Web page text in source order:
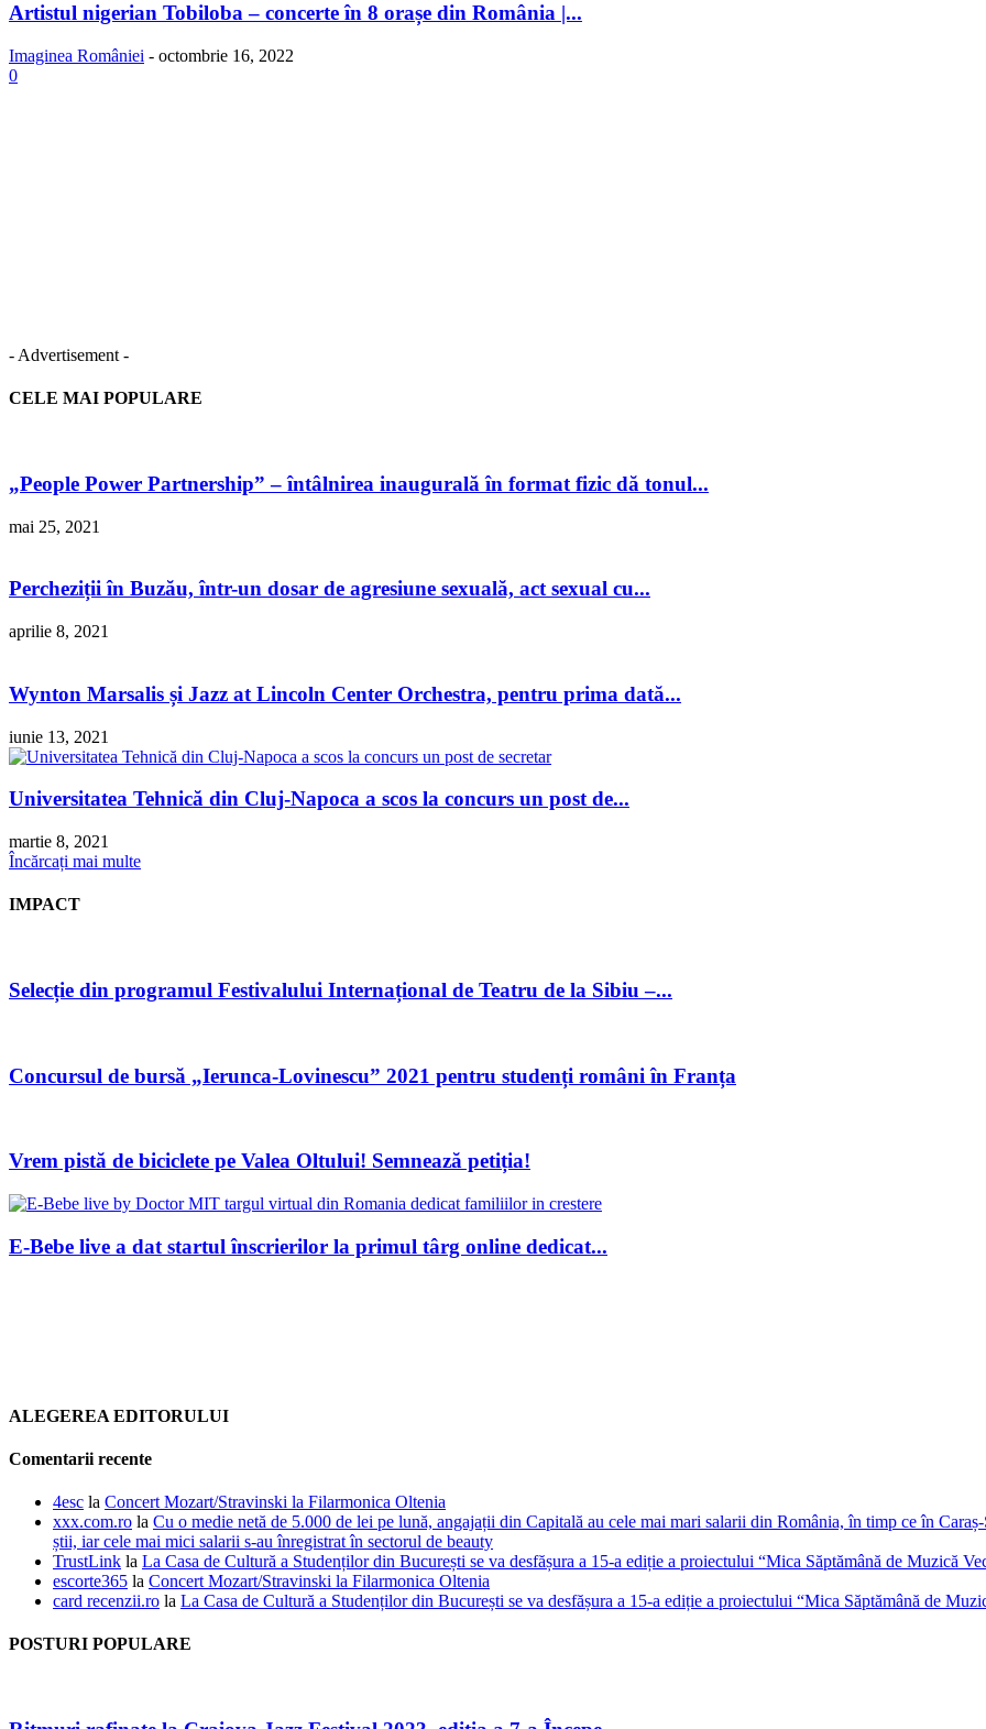
Artistul nigerian Tobiloba – concerte în 8 orașe din România |...
Imaginea României - octombrie 16, 2022
0
- Advertisement -
CELE MAI POPULARE
„People Power Partnership” – întâlnirea inaugurală în format fizic dă tonul...
mai 25, 2021
Percheziții în Buzău, într-un dosar de agresiune sexuală, act sexual cu...
aprilie 8, 2021
Wynton Marsalis și Jazz at Lincoln Center Orchestra, pentru prima dată...
iunie 13, 2021
Universitatea Tehnică din Cluj-Napoca a scos la concurs un post de...
martie 8, 2021
Încărcați mai multe
IMPACT
Selecție din programul Festivalului Internațional de Teatru de la Sibiu –...
Concursul de bursă „Ierunca-Lovinescu” 2021 pentru studenți români în Franța
Vrem pistă de biciclete pe Valea Oltului! Semnează petiția!
E-Bebe live a dat startul înscrierilor la primul târg online dedicat...
ALEGEREA EDITORULUI
Comentarii recente
4esc la Concert Mozart/Stravinski la Filarmonica Oltenia
xxx.com.ro la Cu o medie netă de 5.000 de lei pe lună, angajații din Capitală au cele mai mari salarii din România, în timp ce în
știi, iar cele mai mici salarii s-au înregistrat în sectorul de beauty
TrustLink la La Casa de Cultură a Studenților din București se va desfășura a 15-a ediție a proiectului “Mica Săptămână de Muzică
escorte365 la Concert Mozart/Stravinski la Filarmonica Oltenia
card recenzii.ro la La Casa de Cultură a Studenților din București se va desfășura a 15-a ediție a proiectului “Mica Săptămână de
POSTURI POPULARE